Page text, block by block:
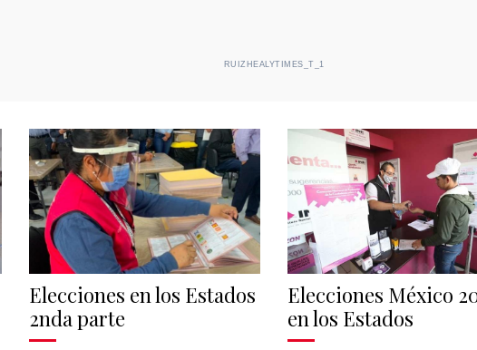
RUIZHEALYTIMES_T_1
Elecciones en los Estados
2nda parte
Elecciones México
en los Estados